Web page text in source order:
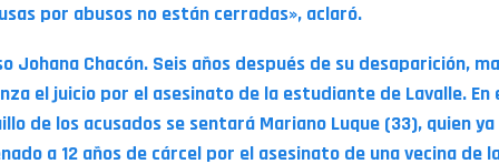
por abusos no están cerradas», aclaró.
Johana Chacón. Seis años después de su desaparición,
el juicio por el asesinato de la estudiante de Lavalle. En
de los acusados se sentará Mariano Luque (33), quien
a 12 años de cárcel por el asesinato de una vecina de